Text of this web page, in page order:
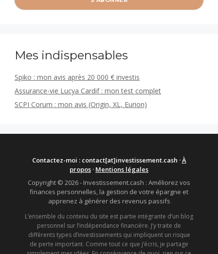
Mes indispensables
Spiko : mon avis après 20 000 € investis
Assurance-vie Lucya Cardif : mon test complet
SCPI Corum : mon avis (Origin, XL, Eurion)
Contactez-moi : contact[at]investissement.cash ·À
propos · Mentions légales
Copyright © 2026 - Investissement.cash : Améliorez vos
finances personnelles, la gestion de votre épargne et
apprenez à générer des revenus passifs
L’ensemble du contenu du site est partie intégrante d’un blog
personnel sur l’indépendance financière. J’y traite de
différents types d’investissements qui impliquent un risque
de perte important. Comme tout ce que j’écris, je partage